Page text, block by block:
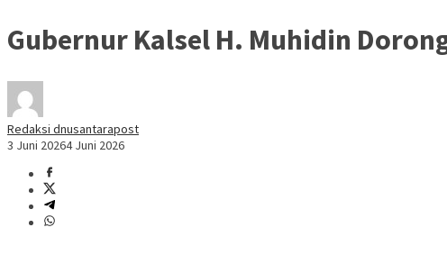
Gubernur Kalsel H. Muhidin
Redaksi dnusantarapost
3 Juni 20264 Juni 2026